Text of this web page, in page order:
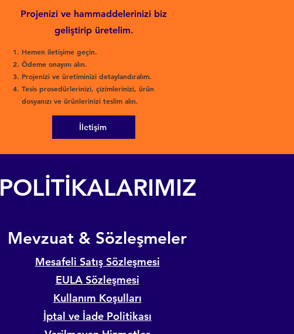
Hemen iletişime geçin.
Ödeme onayını alın.
Projenizi ve üretiminizi detaylandıralım.
Tesis prosedürlerinizi, çizimlerinizi, ürün
dosyanızı ve ürünlerinizi teslim alın.
Projenizi ve hammaddelerinizi biz
geliştirip üretelim.
İletişim
POLİTİKALARIMIZ
​Mevzuat & Sözleşmeler
Mesafeli Satış Sözleşmesi
EULA Sözleşmesi
Kullanım Koşulları
İptal ve İade Politikası